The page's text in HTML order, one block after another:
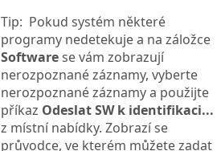
Tip: Pokud systém některé
programy nedetekuje a na záložce
Softwarese vám zobrazují
nerozpoznané záznamy, vyberte
nerozpoznané záznamy a použijte
příkaz Odeslat SW k identifikaci...
z místní nabídky. Zobrazí se
průvodce, ve kterém můžete zadat